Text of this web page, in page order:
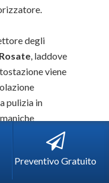
degli
, laddove
viene
pulizia in
filtrante
Preventivo Gratuito